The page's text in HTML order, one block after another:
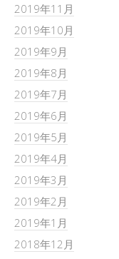
2019年11月
2019年10月
2019年9月
2019年8月
2019年7月
2019年6月
2019年5月
2019年4月
2019年3月
2019年2月
2019年1月
2018年12月